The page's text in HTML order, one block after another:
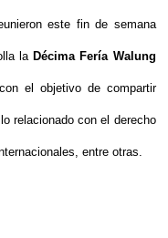
este fin de semana
la Décima Fería Walung
el objetivo de compartir
relacionado con el derecho
entre otras.